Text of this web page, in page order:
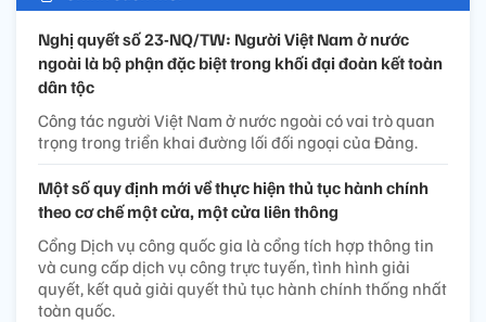
Nghị quyết số 23-NQ/TW: Người Việt Nam ở nước
ngoài là bộ phận đặc biệt trong khối đại đoàn kết toàn
dân tộc
Công tác người Việt Nam ở nước ngoài có vai trò quan
trọng trong triển khai đường lối đối ngoại của Đảng.
Một số quy định mới về thực hiện thủ tục hành chính
theo cơ chế một cửa, một cửa liên thông
Cổng Dịch vụ công quốc gia là cổng tích hợp thông tin
và cung cấp dịch vụ công trực tuyến, tình hình giải
quyết, kết quả giải quyết thủ tục hành chính thống nhất
toàn quốc.